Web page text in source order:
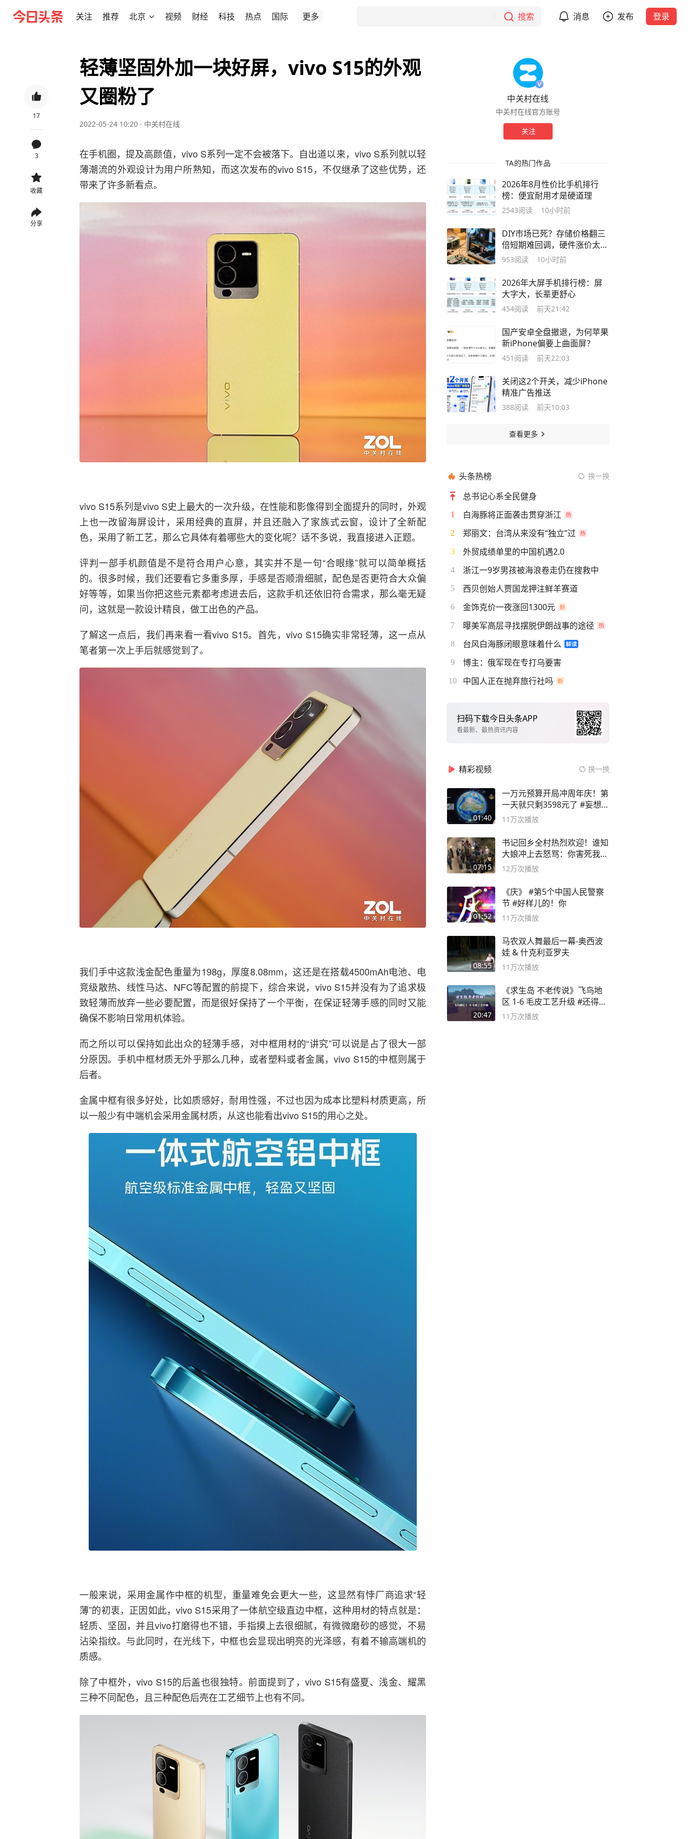
关注 推荐 北京 视频 财经 科技 热点 国际 更多 搜索 消息 发布 登录
17
3
收藏
分享
轻薄坚固外加一块好屏，vivo S15的外观
又圈粉了
2022-05-24 10:20 · 中关村在线
在手机圈，提及高颜值，vivo S系列一定不会被落下。自出道以来，vivo S系列就以轻
薄潮流的外观设计为用户所熟知，而这次发布的vivo S15，不仅继承了这些优势，还
带来了许多新看点。
vivo S15系列是vivo S史上最大的一次升级，在性能和影像得到全面提升的同时，外观
上也一改留海屏设计，采用经典的直屏，并且还融入了家族式云窗，设计了全新配
色，采用了新工艺，那么它具体有着哪些大的变化呢？话不多说，我直接进入正题。
评判一部手机颜值是不是符合用户心意，其实并不是一句“合眼缘”就可以简单概括
的。很多时候，我们还要看它多重多厚，手感是否顺滑细腻，配色是否更符合大众偏
好等等，如果当你把这些元素都考虑进去后，这款手机还依旧符合需求，那么毫无疑
问，这就是一款设计精良，做工出色的产品。
了解这一点后，我们再来看一看vivo S15。首先，vivo S15确实非常轻薄，这一点从
笔者第一次上手后就感觉到了。
我们手中这款浅金配色重量为198g，厚度8.08mm，这还是在搭载4500mAh电池、电
竞级散热、线性马达、NFC等配置的前提下，综合来说，vivo S15并没有为了追求极
致轻薄而放弃一些必要配置，而是很好保持了一个平衡，在保证轻薄手感的同时又能
确保不影响日常用机体验。
而之所以可以保持如此出众的轻薄手感，对中框用材的“讲究”可以说是占了很大一部
分原因。手机中框材质无外乎那么几种，或者塑料或者金属，vivo S15的中框则属于
后者。
金属中框有很多好处，比如质感好，耐用性强，不过也因为成本比塑料材质更高，所
以一般少有中端机会采用金属材质，从这也能看出vivo S15的用心之处。
一般来说，采用金属作中框的机型，重量难免会更大一些，这显然有悖厂商追求“轻
薄”的初衷，正因如此，vivo S15采用了一体航空级直边中框，这种用材的特点就是：
轻质、坚固，并且vivo打磨得也不错，手指摸上去很细腻，有微微磨砂的感觉，不易
沾染指纹。与此同时，在光线下，中框也会显现出明亮的光泽感，有着不输高端机的
质感。
除了中框外，vivo S15的后盖也很独特。前面提到了，vivo S15有盛夏、浅金、耀黑
三种不同配色，且三种配色后壳在工艺细节上也有不同。
中关村在线
中关村在线官方账号
关注
TA的热门作品
2026年8月性价比手机排行
榜：便宜耐用才是硬道理
2543阅读 10小时前
DIY市场已死？存储价格翻三
倍短期难回调，硬件涨价太过
离谱
953阅读 10小时前
2026年大屏手机排行榜：屏
大字大，长辈更舒心
454阅读 前天21:42
国产安卓全盘撤退，为何苹果
新iPhone偏要上曲面屏？
451 阅读 前天22:03
关闭这2个开关，减少iPhone
精准广告推送
388阅读 前天10:03
查看更多
头条热榜 换一换
总书记心系全民健身
1 白海豚将正面袭击贯穿浙江
2 郑丽文：台湾从来没有“独立”过
3 外贸成绩单里的中国机遇2.0
4 浙江一9岁男孩被海浪卷走仍在搜救中
5 西贝创始人贾国龙押注鲜羊赛道
6 金饰克价一夜涨回1300元
7 曝美军高层寻找摆脱伊朗战事的途径
8 台风白海豚闭眼意味着什么
9 博主：俄军现在专打乌要害
10 中国人正在抛弃旅行社吗
扫码下载今日头条APP
看最新、最热资讯内容
精彩视频 换一换
01:40
一万元预算开局冲周年庆！第
一天就只剩3598元了 #妄想山
海
11万次播放
07:15
书记回乡全村热烈欢迎！谁知
大娘冲上去怒骂：你害死我儿
子
12万次播放
01:52
《庆》 #第5个中国人民警察
节 #好样儿的！你
11万次播放
08:55
马农双人舞最后一幕-奥西波
娃 & 什克利亚罗夫
11万次播放
20:47
《求生岛 不老传说》飞鸟地
区 1-6 毛皮工艺升级 #还得是
主机大作
11万次播放